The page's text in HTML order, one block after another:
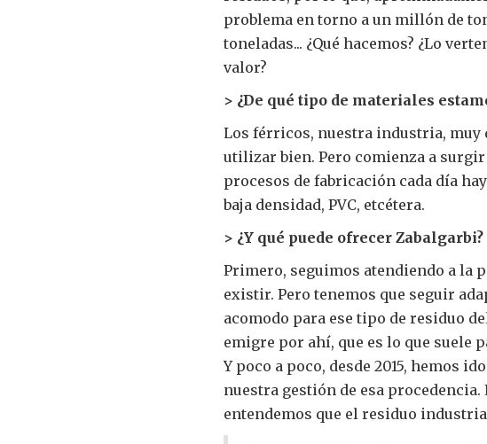
problema en torno a un millón de
toneladas... ¿Qué hacemos? ¿Lo
valor?
> ¿De qué tipo de materiales
Los férricos, nuestra industria, muy
utilizar bien. Pero comienza a
procesos de fabricación cada día
baja densidad, PVC, etcétera.
> ¿Y qué puede ofrecer Zabalgarbi?
Primero, seguimos atendiendo a la
existir. Pero tenemos que seguir
acomodo para ese tipo de residuo
emigre por ahí, que es lo que suele
Y poco a poco, desde 2015, hemos
nuestra gestión de esa procedencia.
entendemos que el residuo